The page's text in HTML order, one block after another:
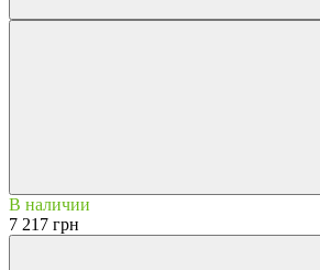
В наличии
7 217 грн